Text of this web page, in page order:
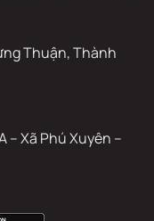
Thuận, Thành
– Xã Phú Xuyên –